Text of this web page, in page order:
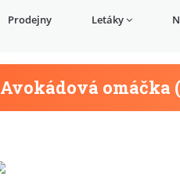
Prodejny Letáky
Avokádová omáčka